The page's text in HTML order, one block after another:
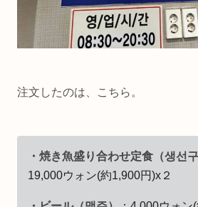
注文したのは、こちら。
・焼き魚盛り合わせ定食（생선
19,000ウォン(約1,900円)x２